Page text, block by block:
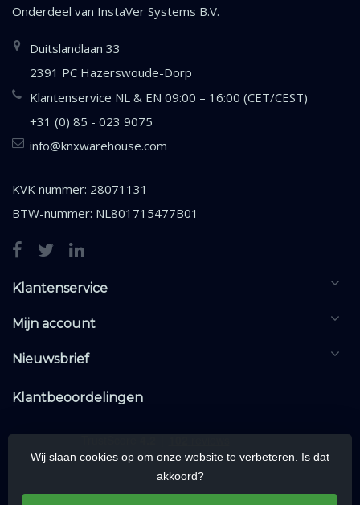
Onderdeel van InstaVer Systems B.V.
Duitslandlaan 33
2391 PC Hazerswoude-Dorp
Klantenservice NL & EN 09:00 – 16:00 (CET/CEST)
+31 (0) 85 - 023 9075
info@knxwarehouse.com
KVK nummer: 28071131
BTW-nummer: NL801715477B01
Klantenservice
Mijn account
Nieuwsbrief
Klantbeoordelingen
Wij slaan cookies op om onze website te verbeteren. Is dat
akkoord?